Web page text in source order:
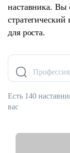
наставника. Вы
для роста.
Есть 140
вас